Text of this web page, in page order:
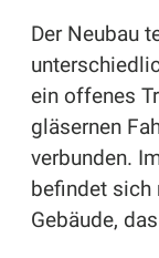
Der Neubau
ein offenes
gläsernen
verbunden.
befindet sich
Gebäude,